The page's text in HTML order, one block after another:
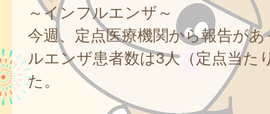
～インフルエンザ～
今週、定点医療機関から報告が
ルエンザ患者数は3人（定点当た
た。